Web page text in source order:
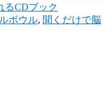
るCDブック
ボウル, 聞くだけで脳